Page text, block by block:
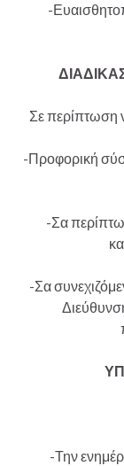
-
Σε περίπτωση
-Προφορική
-Σα
-Σα
-Την